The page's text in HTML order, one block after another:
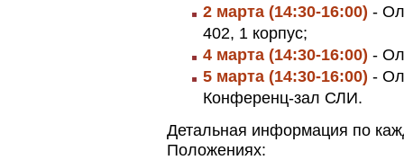
2 марта (14:30-16:00) -
402, 1 корпус;
4 марта (14:30-16:00) -
5 марта (14:30-16:00) -
Конференц-зал СЛИ.
Детальная информация по
Положениях: